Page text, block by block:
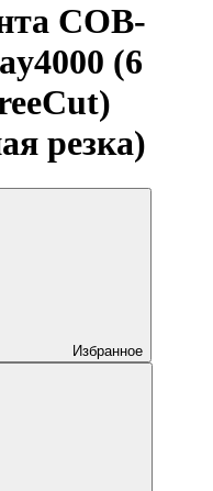
COB-
(6
резка)
Избранное